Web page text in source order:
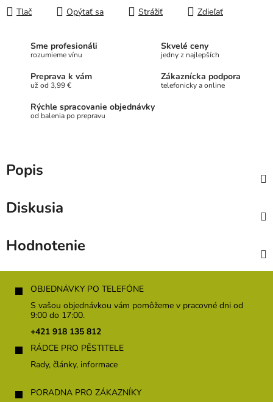
Tlač Opýtať sa Strážiť Zdieľať
Sme profesionáli
rozumieme vínu
Skvelé ceny
jedny z najlepších
Preprava k vám
už od 3,99 €
Zákaznícka podpora
telefonicky a online
Rýchle spracovanie objednávky
od balenia po prepravu
Popis
Diskusia
Hodnotenie
OBJEDNÁVKY PO TELEFÓNE
S vašou objednávkou vám pomôžeme v pracovné dni od
9:00 do 17:00.
+421 918 135 812
RÁDCE PRO PĚSTITELE
Rady, články, informace
PORADNA PRO ZÁKAZNÍKY